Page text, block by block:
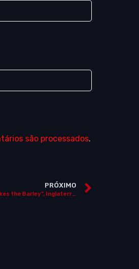
são processados.
PRÓXIMO
Ventos da Liberdade (“Wind that Shakes the Barley”, Inglaterra / Espanha / Alemanha / Itália / França / Irlanda, 2006)